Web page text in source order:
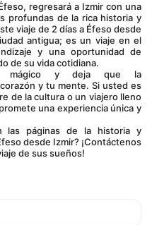
profundas de la rica historia y
viaje de 2 días a Éfeso desde
antigua; es un viaje en el
y una oportunidad de
de su vida cotidiana.
mágico y deja que la
y tu mente. Si usted es
de la cultura o un viajero lleno
una experiencia única y
desde Izmir? ¡Contáctenos
de sus sueños!